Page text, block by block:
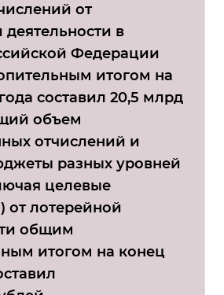
от
деятельности в
Федерации
итогом на
составил 20,5 млрд
объем
отчислений и
разных уровней
целевые
от лотерейной
общим
итогом на конец